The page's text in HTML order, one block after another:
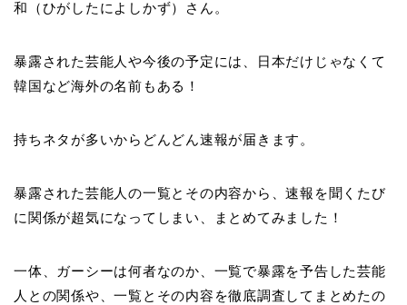
和（ひがしたによしかず）さん。
暴露された芸能人や今後の予定には、日本だけじゃなくて
韓国など海外の名前もある！
持ちネタが多いからどんどん速報が届きます。
暴露された芸能人の一覧とその内容から、速報を聞くたび
に関係が超気になってしまい、まとめてみました！
一体、ガーシーは何者なのか、一覧で暴露を予告した芸能
人との関係や、一覧とその内容を徹底調査してまとめたの